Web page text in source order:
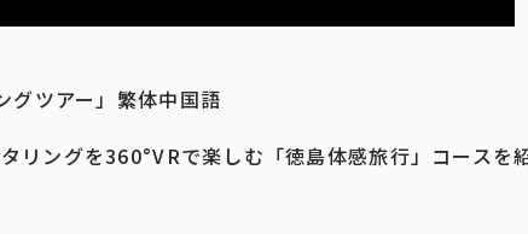
グツアー」繁体中国語
リングを360°VRで楽しむ「徳島体感旅行」コースを